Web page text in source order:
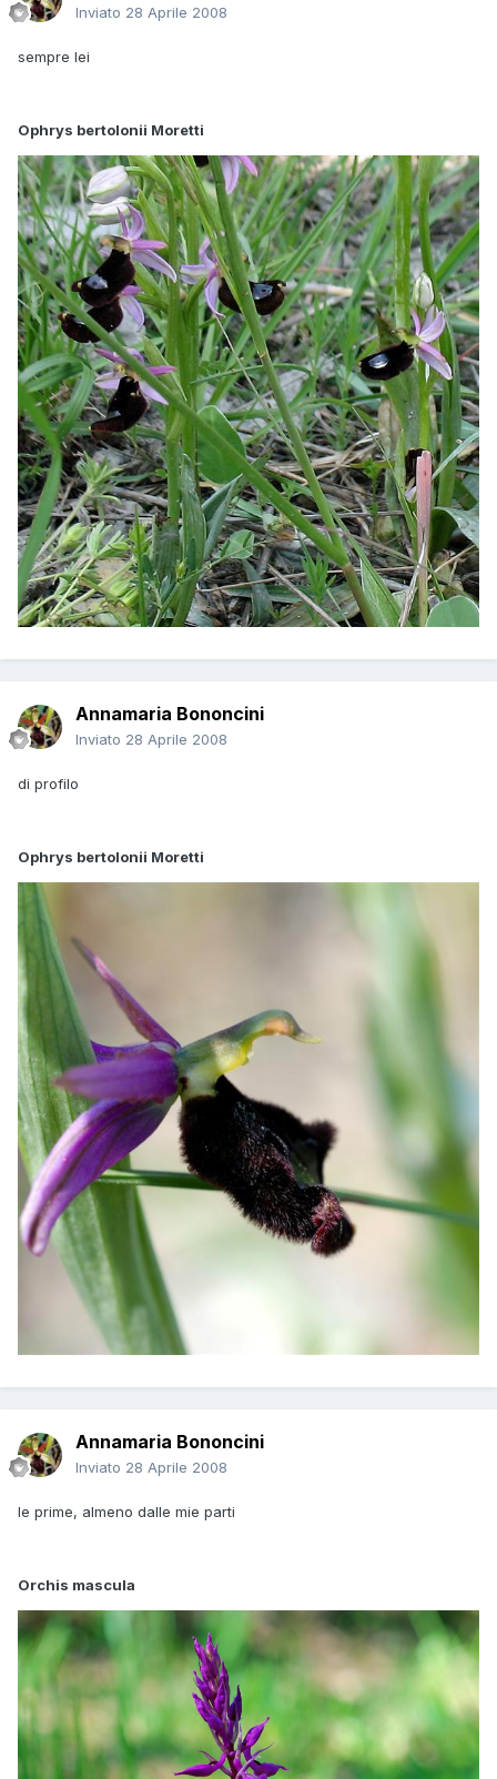
Inviato 28 Aprile 2008
sempre lei
Ophrys bertolonii Moretti
Annamaria Bononcini
Inviato 28 Aprile 2008
di profilo
Ophrys bertolonii Moretti
Annamaria Bononcini
Inviato 28 Aprile 2008
le prime, almeno dalle mie parti
Orchis mascula